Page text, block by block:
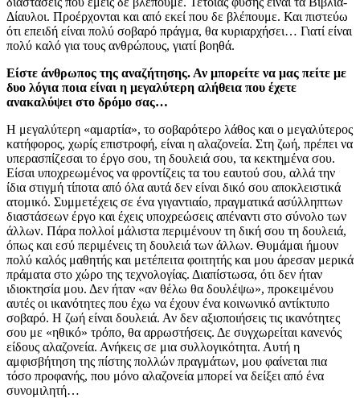
Δίαυλοι. Προέρχονται και από εκεί που δε βλέπουμε. Και πιστεύω
ότι επειδή είναι πολύ σοβαρό πράγμα, θα κυριαρχήσει… Γιατί είναι
πολύ καλό για τους ανθρώπους, γιατί βοηθά.
Είστε άνθρωπος της αναζήτησης. Αν μπορείτε να μας πείτε με
δυο λόγια ποια είναι η μεγαλύτερη αλήθεια που έχετε
ανακαλύψει στο δρόμο σας…
Η μεγαλύτερη «αμαρτία», το σοβαρότερο λάθος και ο μεγαλύτερος
κατήφορος, χωρίς επιστροφή, είναι η αλαζονεία. Στη ζωή, πρέπει να
υπερασπίζεσαι το έργο σου, τη δουλειά σου, τα κεκτημένα σου.
Είσαι υποχρεωμένος να φροντίζεις τα του εαυτού σου, αλλά την
ίδια στιγμή τίποτα από όλα αυτά δεν είναι δικό σου αποκλειστικά
ατομικό. Συμμετέχεις σε ένα γιγαντιαίο, πραγματικά ασύλληπτων
διαστάσεων έργο και έχεις υποχρεώσεις απέναντι στο σύνολο των
άλλων. Πάρα πολλοί μάλιστα περιμένουν τη δική σου τη δουλειά,
όπως και εσύ περιμένεις τη δουλειά των άλλων. Θυμάμαι ήμουν
πολύ καλός μαθητής και μετέπειτα φοιτητής και μου άρεσαν μερικά
πράματα στο χώρο της τεχνολογίας. Διαπίστωσα, ότι δεν ήταν
ιδιοκτησία μου. Δεν ήταν «αν θέλω θα δουλέψω», προκειμένου
αυτές οι ικανότητες που έχω να έχουν ένα κοινωνικό αντίκτυπο
σοβαρό. Η ζωή είναι δουλειά. Αν δεν αξιοποιήσεις τις ικανότητες
σου με «ηθικό» τρόπο, θα αρρωστήσεις. Δε συγχωρείται κανενός
είδους αλαζονεία. Ανήκεις σε μια συλλογικότητα. Αυτή η
αμφισβήτηση της πίστης πολλών πραγμάτων, μου φαίνεται πια
τόσο προφανής, που μόνο αλαζονεία μπορεί να δείξει από ένα
συνομιλητή…